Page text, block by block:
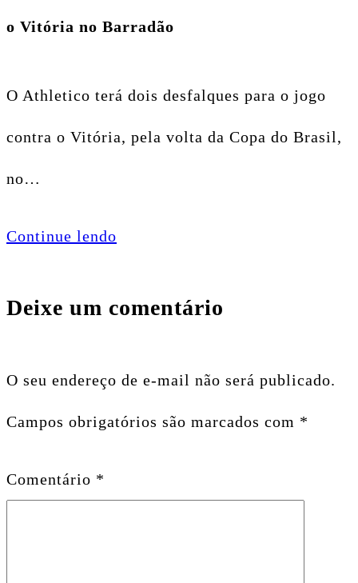
o Vitória no Barradão
O Athletico terá dois desfalques para o jogo
contra o Vitória, pela volta da Copa do Brasil,
no…
Continue lendo
Deixe um comentário
O seu endereço de e-mail não será publicado.
Campos obrigatórios são marcados com *
Comentário *